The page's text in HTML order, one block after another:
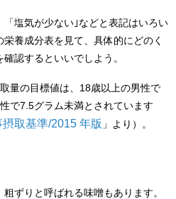
塩気が少ない｣などと表記はいろい
養成分表を見て、具体的にどのく
認するといいでしよう。
量の目標値は、18歳以上の男性で
で7.5グラム未満とされています
摂取基準/2015 年版 」より）。
ずりと呼ばれる味噌もあります。